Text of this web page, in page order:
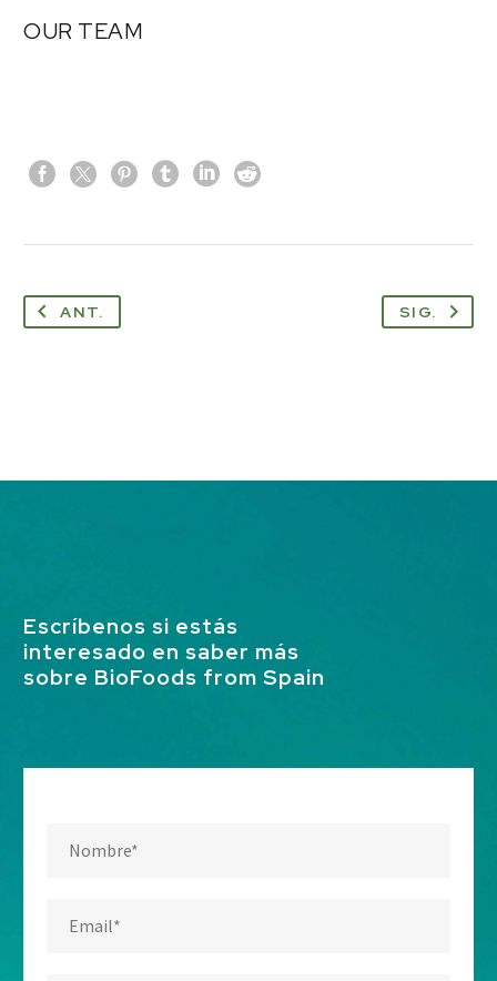
OUR TEAM
ANT. SIG.
Escríbenos si estás
interesado en saber más
sobre BioFoods from Spain